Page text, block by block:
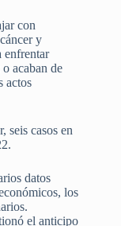
con
y
enfrentar
acaban de
actos
seis casos en
datos
los
el anticipo